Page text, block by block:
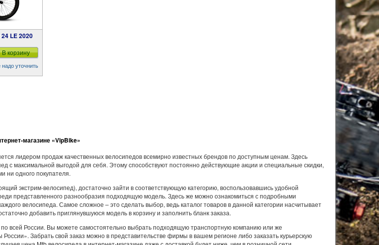
LE 2020
В корзину
уточнить
магазине «VipBike»
лидером продаж качественных велосипедов всемирно известных брендов по доступным ценам. Здесь
с максимальной выгодой для себя. Этому способствуют постоянно действующие акции и специальные скидки,
ни одного покупателя.
экстрим-велосипед), достаточно зайти в соответствующую категорию, воспользовавшись удобной
представленного разнообразия подходящую модель. Здесь же можно ознакомиться с подробными
велосипеда. Самое сложное – это сделать выбор, ведь каталог товаров в данной категории насчитывает
добавить приглянувшуюся модель в корзину и заполнить бланк заказа.
по всей России. Вы можете самостоятельно выбрать подходящую транспортную компанию или же
России». Забрать свой заказ можно в представительстве фирмы в вашем регионе либо заказать курьерскую